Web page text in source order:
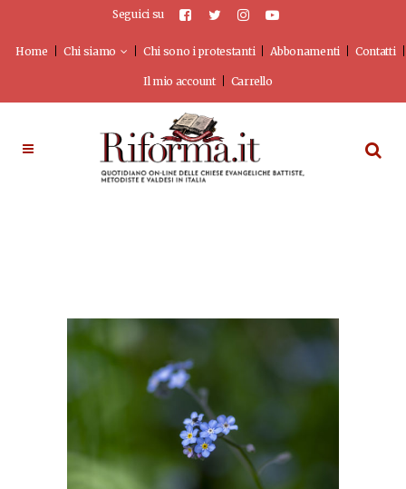
Seguici su
Home Chi siamo Chi sono i protestanti Abbonamenti Contatti
Il mio account Carrello